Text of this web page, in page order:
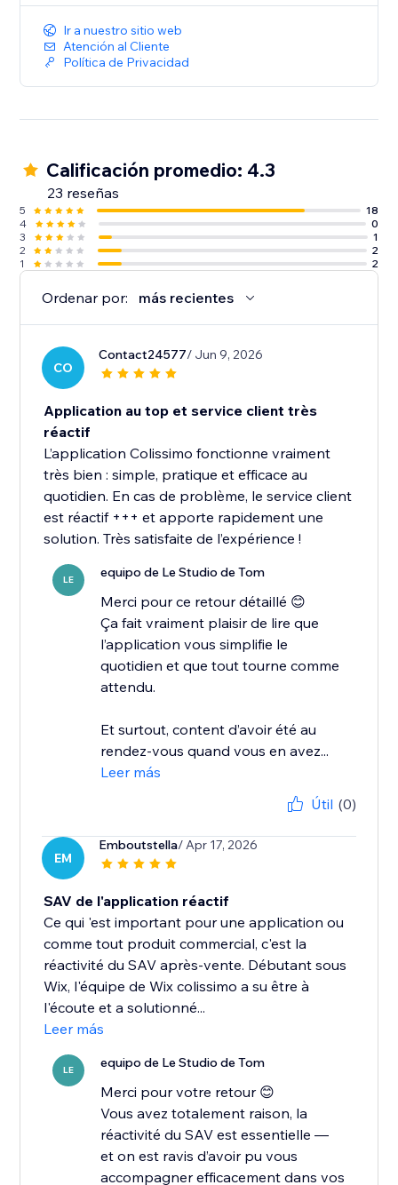
Ir a nuestro sitio web
Atención al Cliente
Política de Privacidad
Calificación promedio: 4.3
23 reseñas
5
18
4
0
3
1
2
2
1
2
Ordenar por: más recientes
CO
Contact24577/ Jun 9, 2026
Application au top et service client très
réactif
L’application Colissimo fonctionne vraiment
très bien : simple, pratique et efficace au
quotidien. En cas de problème, le service client
est réactif +++ et apporte rapidement une
solution. Très satisfaite de l’expérience !
LE equipo de Le Studio de Tom
Merci pour ce retour détaillé 😊
Ça fait vraiment plaisir de lire que
l’application vous simplifie le
quotidien et que tout tourne comme
attendu.
Et surtout, content d’avoir été au
rendez-vous quand vous en avez...
Leer más
Útil (0)
EM
Emboutstella/ Apr 17, 2026
SAV de l'application réactif
Ce qui 'est important pour une application ou
comme tout produit commercial, c'est la
réactivité du SAV après-vente. Débutant sous
Wix, l'équipe de Wix colissimo a su être à
l'écoute et a solutionné...
Leer más
LE equipo de Le Studio de Tom
Merci pour votre retour 😊
Vous avez totalement raison, la
réactivité du SAV est essentielle —
et on est ravis d’avoir pu vous
accompagner efficacement dans vos